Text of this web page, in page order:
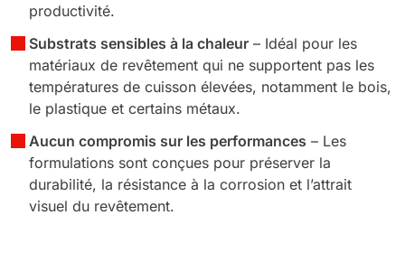
productivité.
Substrats sensibles à la chaleur – Idéal pour les
matériaux de revêtement qui ne supportent pas les
températures de cuisson élevées, notamment le bois,
le plastique et certains métaux.
Aucun compromis sur les performances – Les
formulations sont conçues pour préserver la
durabilité, la résistance à la corrosion et l’attrait
visuel du revêtement.